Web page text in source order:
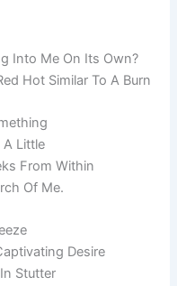
Into Me On Its Own?
Hot Similar To A Burn
Little
From Within
Of Me.
Desire
Stutter